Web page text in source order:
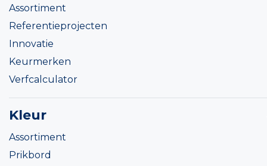
Assortiment
Referentieprojecten
Innovatie
Keurmerken
Verfcalculator
Kleur
Assortiment
Prikbord